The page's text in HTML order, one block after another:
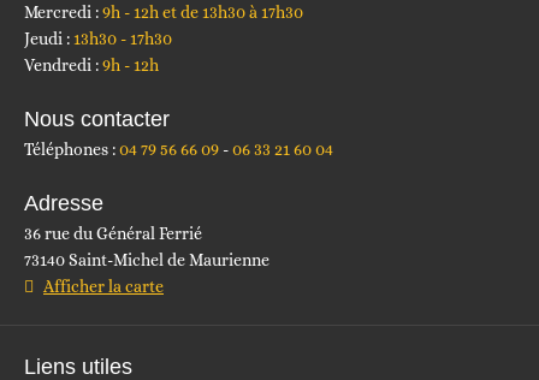
Mercredi :9h - 12h et de 13h30 à 17h30
Jeudi : 13h30 - 17h30
Vendredi :9h - 12h
Nous contacter
Téléphones :04 79 56 66 09 06 33 21 60 04
Adresse
36 rue du Général Ferrié
73140 Saint-Michel de Maurienne
Afficher la carte
Liens utiles